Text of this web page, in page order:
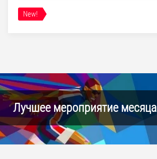
New!
Лучшее мероприятие месяца